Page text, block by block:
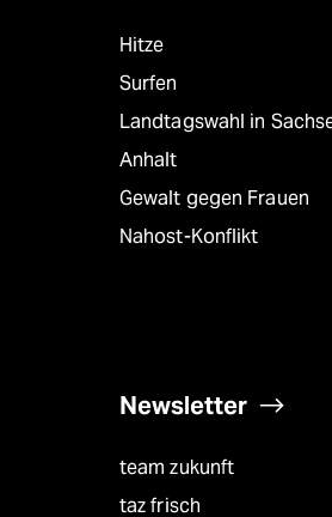
Hitze
Surfen
Landtagswahl in
Anhalt
Gewalt gegen Frauen
Nahost-Konflikt
Newsletter
team zukunft
taz frisch